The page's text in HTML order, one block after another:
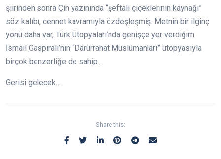
şiirinden sonra Çin yazınında “şeftali çiçeklerinin kaynağı”
söz kalıbı, cennet kavramıyla özdeşleşmiş. Metnin bir ilginç
yönü daha var, Türk Ütopyaları’nda genişçe yer verdiğim
İsmail Gaspıralı’nın “Darürrahat Müslümanları” ütopyasıyla
birçok benzerliğe de sahip…
Gerisi gelecek…
Share this: